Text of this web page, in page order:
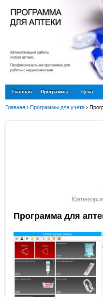
Главная Программы Цена
Главная ›Программы для учета ›
Программа для